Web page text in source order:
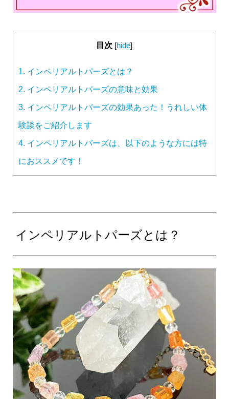
目次 [hide]
1. インペリアルトパーズとは？
2. インペリアルトパーズの意味と効果
3. インペリアルトパーズの効果あった！うれしい体
験談をご紹介します
4. インペリアルトパーズは、以下のような方には特
におススメです！
インペリアルトパーズとは？